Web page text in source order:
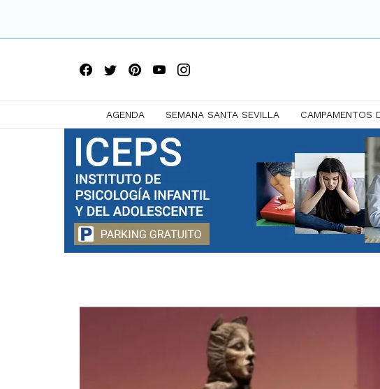
AGENDA SEMANA SANTA SEVILLA CAMPAMENTOS